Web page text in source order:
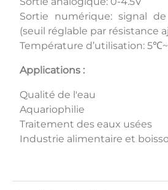
Sortie numérique: signal
(seuil réglable par résistance
Température d’utilisation:
Applications :
Qualité de l'eau
Aquariophilie
Traitement des eaux usées
Industrie alimentaire et